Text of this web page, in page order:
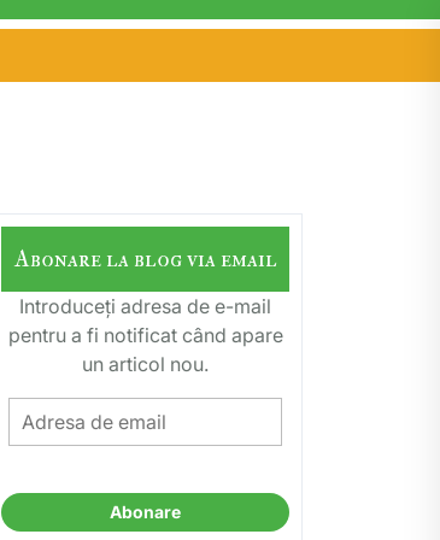
Abonare la blog via email
Introduceți adresa de e-mail
pentru a fi notificat când apare
un articol nou.
Adresa
de
Abonare